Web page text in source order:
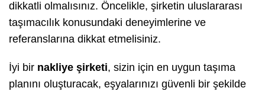
dikkatli olmalısınız. Öncelikle, şirketin uluslararası
taşımacılık konusundaki deneyimlerine ve
referanslarına dikkat etmelisiniz.
İyi bir nakliye şirketi, sizin için en uygun taşıma
planını oluşturacak, eşyalarınızı güvenli bir şekilde